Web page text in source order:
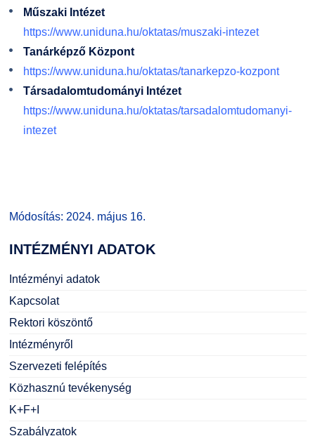
Nemzetközi Lehetőségek
Szolgáltatások
Fordítási Szolgáltatások
Kerpely Antal Szakkollégium KASZK
Átjelentkezőknek
Kapcsolat
TDK/Tehetségnap
Atomerőművi Képzési Bázis
Műszaki Intézet
https://www.uniduna.hu/oktatas/muszaki-intezet
Tanárképző Központ
https://www.uniduna.hu/oktatas/tanarkepzo-kozpont
Társadalomtudományi Intézet
https://www.uniduna.hu/oktatas/tarsadalomtudomanyi-
intezet
Módosítás: 2024. május 16.
INTÉZMÉNYI ADATOK
Intézményi adatok
Kapcsolat
Rektori köszöntő
Intézményről
Szervezeti felépítés
Közhasznú tevékenység
K+F+I
Szabályzatok